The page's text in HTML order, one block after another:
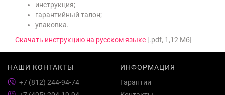
инструкция;
гарантийный талон;
упаковка.
Скачать инструкцию на русском языке [.pdf, 1,12 Мб]
НАШИ КОНТАКТЫ
+7 (812) 244-94-74
ИНФОРМАЦИЯ
Гарантии